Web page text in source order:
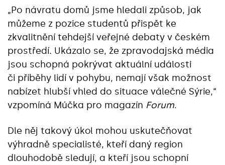
„Po návratu domů jsme hledali způsob, jak
můžeme z pozice studentů přispět ke
zkvalitnění tehdejší veřejné debaty v českém
prostředí. Ukázalo se, že zpravodajská média
jsou schopná pokrývat aktuální události
či příběhy lidí v pohybu, nemají však možnost
nabízet hlubší vhled do situace válečné Sýrie,“
vzpomíná Múčka pro magazín Forum.
Dle něj takový úkol mohou uskutečňovat
výhradně specialisté, kteří daný region
dlouhodobě sledují, a kteří jsou schopní